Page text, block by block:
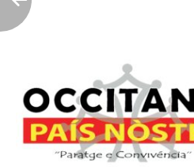
l’article